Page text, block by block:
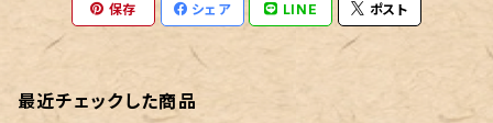
保存 シェア LINE ポスト
最近チェックした商品